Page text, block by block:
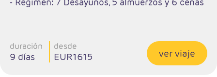
duración
9 días
desde
EUR1615 ver viaje